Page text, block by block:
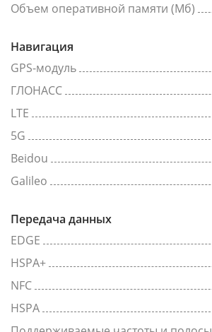
Объем оперативной памяти (Мб)
Навигация
GPS-модуль
ГЛОНАСС
LTE
5G
Beidou
Galileo
Передача данных
EDGE
HSPA+
NFC
HSPA